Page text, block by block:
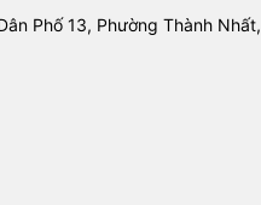
Phố 13, Phường Thành Nhất,